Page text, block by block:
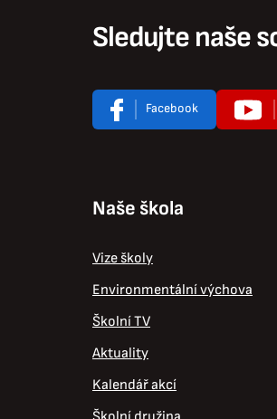
Sledujte naše
Facebook
Naše škola
Vize školy
Environmentální výchova
Školní TV
Aktuality
Kalendář akcí